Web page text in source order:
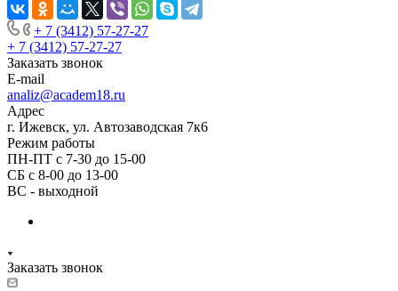
+ 7 (3412) 57-27-27
+ 7 (3412) 57-27-27
Заказать звонок
E-mail
analiz@academ18.ru
Адрес
г. Ижевск, ул. Автозаводская 7к6
Режим работы
ПН-ПТ с 7-30 до 15-00
СБ с 8-00 до 13-00
ВС - выходной
Заказать звонок